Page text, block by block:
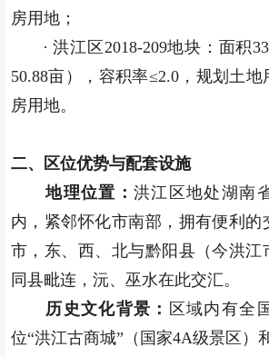
房用地；
· 洪江区2018-209地块：面积
50.88亩），容积率≤2.0，规划土
房用地。
二、区位优势与配套设施
地理位置： 洪江区地处湖南
内，紧邻怀化市南部，拥有便利的
市，东、西、北与黔阳县（今洪江
同县毗连，沅、巫水在此交汇。
历史文化背景： 区域内有全
位“洪江古商城”（国家4A级景区）